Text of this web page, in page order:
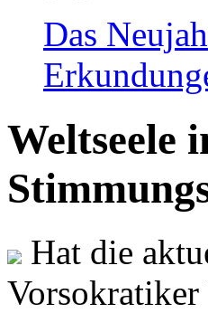
Das
Weltseele
Hat die
Vorsokratiker